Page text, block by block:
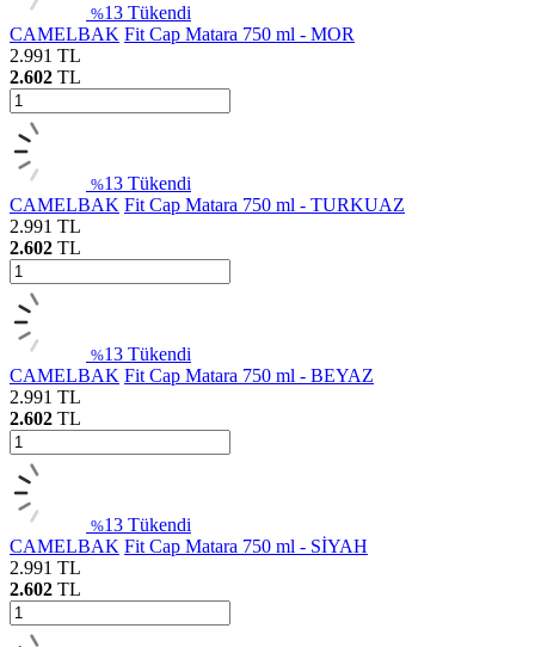
%13 Tükendi
CAMELBAK Fit Cap Matara 750 ml - MOR
2.991 TL
2.602 TL
%13 Tükendi
CAMELBAK Fit Cap Matara 750 ml - TURKUAZ
2.991 TL
2.602 TL
%13 Tükendi
CAMELBAK Fit Cap Matara 750 ml - BEYAZ
2.991 TL
2.602 TL
%13 Tükendi
CAMELBAK Fit Cap Matara 750 ml - SİYAH
2.991 TL
2.602 TL